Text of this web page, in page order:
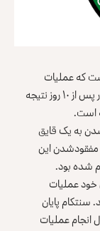
که عملیات
جست‌وجوی دو نفر از نیروهای ویژه‌ی دریایی این کشور پس از ۱۰ روز نتیجه
است.
سوارشدن به یک قایق
این
شده بود.
خود عملیات
سنتکام پایان
عملیات